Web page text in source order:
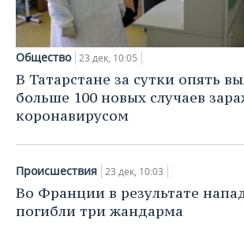
Общество 23 дек, 10:05
В Татарстане за сутки опять
больше 100 новых случаев
коронавирусом
Происшествия 23 дек, 10:03
Во Франции в результате
погибли три жандарма